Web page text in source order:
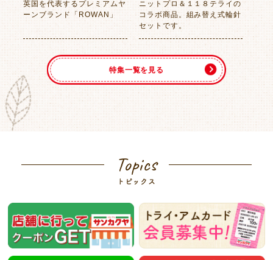
英国を代表するプレミアムヤ
ーンブランド「ROWAN」
ニットプロ＆１１８テライの
コラボ商品。組み替え式輪針
セットです。
特集一覧を見る
Topics
トピックス